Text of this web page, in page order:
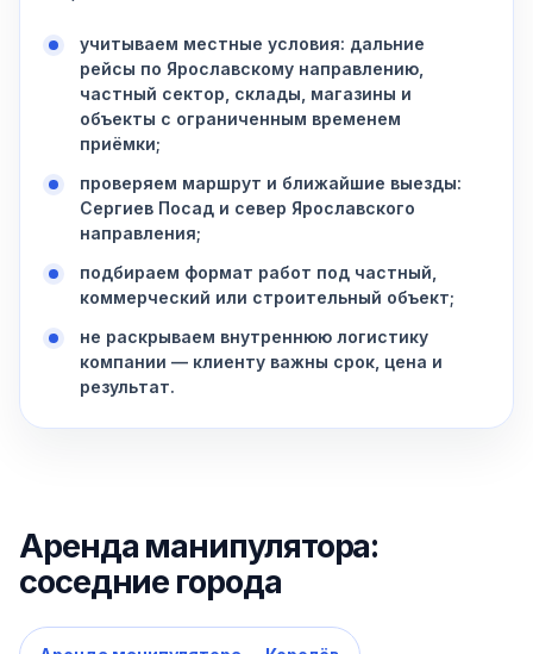
учитываем местные условия: дальние
рейсы по Ярославскому направлению,
частный сектор, склады, магазины и
объекты с ограниченным временем
приёмки;
проверяем маршрут и ближайшие выезды:
Сергиев Посад и север Ярославского
направления;
подбираем формат работ под частный,
коммерческий или строительный объект;
не раскрываем внутреннюю логистику
компании — клиенту важны срок, цена и
результат.
Аренда манипулятора:
соседние города